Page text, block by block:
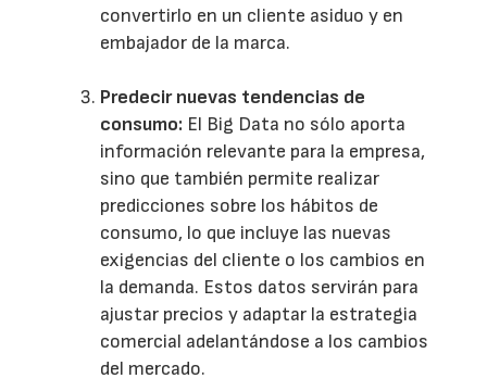
convertirlo en un cliente asiduo y en
embajador de la marca.
Predecir nuevas tendencias de
consumo: El Big Data no sólo aporta
información relevante para la empresa,
sino que también permite realizar
predicciones sobre los hábitos de
consumo, lo que incluye las nuevas
exigencias del cliente o los cambios en
la demanda. Estos datos servirán para
ajustar precios y adaptar la estrategia
comercial adelantándose a los cambios
del mercado.